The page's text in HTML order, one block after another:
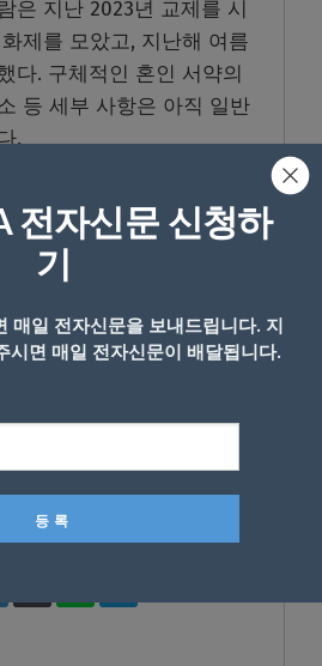
은 지난 2023년 교제를 시
제를 모았고, 지난해 여름
다. 구체적인 혼인 서약의
등 세부 사항은 아직 일반
.
을 겪었다. 시내 중심가인 7
간이 전면 통제됐다. 전술
들이 배치되는 등 삼엄한 경
을 덮친 기록적인 폭염 속
는 수많은 팬덤 ‘스위프티
전자신문 신청하
기
매일 전자신문을 보내드립니다. 지
시면 매일 전자신문이 배달됩니다.